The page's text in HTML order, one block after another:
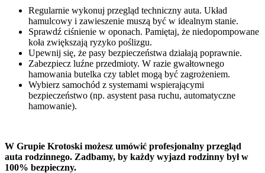
Regularnie wykonuj przegląd techniczny auta. Układ
hamulcowy i zawieszenie muszą być w idealnym stanie.
Sprawdź ciśnienie w oponach. Pamiętaj, że niedopompowane
koła zwiększają ryzyko poślizgu.
Upewnij się, że pasy bezpieczeństwa działają poprawnie.
Zabezpiecz luźne przedmioty. W razie gwałtownego
hamowania butelka czy tablet mogą być zagrożeniem.
Wybierz samochód z systemami wspierającymi
bezpieczeństwo (np. asystent pasa ruchu, automatyczne
hamowanie).
W Grupie Krotoski możesz umówić profesjonalny przegląd
auta rodzinnego. Zadbamy, by każdy wyjazd rodzinny był w
100% bezpieczny.